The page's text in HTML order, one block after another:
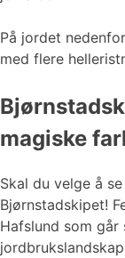
På jordet
med flere
magiske
Skal du velge å
Bjørnstadskipet!
Hafslund som